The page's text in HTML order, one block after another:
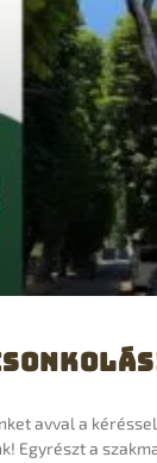
avval a
Egyrészt a